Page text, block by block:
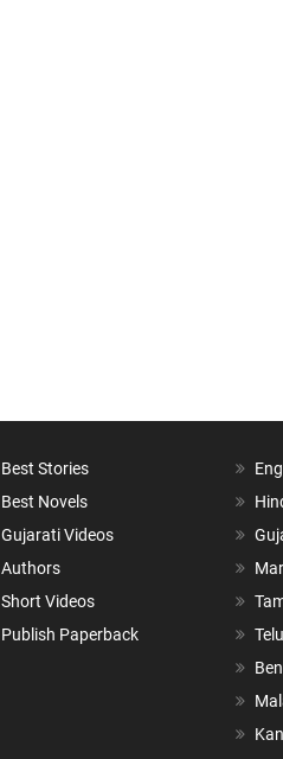
Best Stories
Best Novels
Gujarati Videos
Authors
Short Videos
Publish Paperback